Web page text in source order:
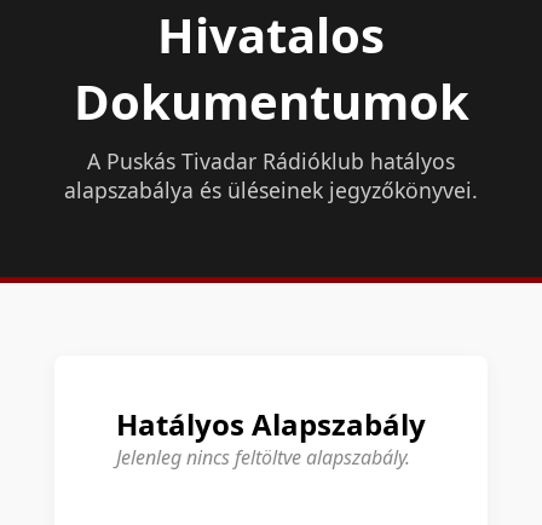
Hivatalos
Dokumentumok
A Puskás Tivadar Rádióklub hatályos
alapszabálya és üléseinek jegyzőkönyvei.
Hatályos Alapszabály
Jelenleg nincs feltöltve alapszabály.